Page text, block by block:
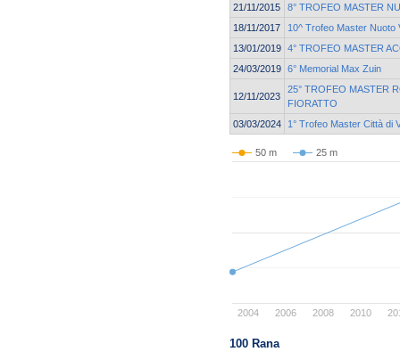
21/11/2015
8° TROFEO MASTER
18/11/2017
10^ Trofeo Master Nuoto
13/01/2019 4° TROFEO MASTER
24/03/2019 6° Memorial Max Zuin
12/11/2023
25° TROFEO MASTER
FIORATTO
03/03/2024
1° Trofeo Master Città di
50 m 25 m
2004 2006 2008 2010
100 Rana